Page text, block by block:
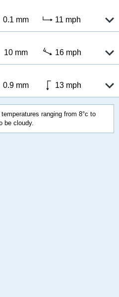
0.1 mm 11 mph
10 mm 16 mph
0.9 mm 13 mph
ranging from 8°c to
be cloudy.